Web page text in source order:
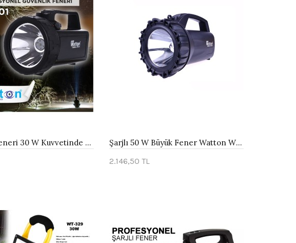
Güvenlik Feneri 30 W Kuvvetinde Wt-401
Şarjlı 50 W Büyük Fener Watton Wt-400
2.146,50 TL